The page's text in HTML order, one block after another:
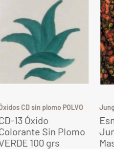
Jungle Gems
Esmalte Mayco
Jungle Gems CG-970
Masquerade 118 ml.